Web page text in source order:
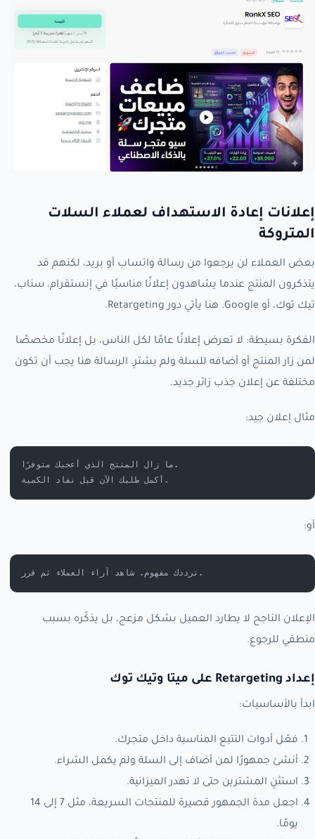
إعلانات إعادة الاستهداف لعملاء السلات
المتروكة
بعض العملاء لن يرجعوا من رسالة واتساب أو بريد، لكنهم قد
يتذكرون المنتج عندما يشاهدون إعلانًا مناسبًا في إنستقرام، سناب،
تيك توك، أو Google. هنا يأتي دور Retargeting.
الفكرة بسيطة: لا تعرض إعلانًا عامًا لكل الناس، بل إعلانًا مخصصًا
لمن زار المنتج أو أضافه للسلة ولم يشترِ. الرسالة هنا يجب أن تكون
مختلفة عن إعلان جذب زائر جديد.
مثال إعلان جيد:
ما زال المنتج الذي أعجبك متوفرًا.
أكمل طلبك الآن قبل نفاد الكمية.
أو:
ترددك مفهوم. شاهد آراء العملاء ثم قرر.
الإعلان الناجح لا يطارد العميل بشكل مزعج، بل يذكّره بسبب
منطقي للرجوع.
إعداد Retargeting على ميتا وتيك توك
ابدأ بالأساسيات:
فعّل أدوات التتبع المناسبة داخل متجرك.
أنشئ جمهورًا لمن أضاف إلى السلة ولم يكمل الشراء.
استثنِ المشترين حتى لا تهدر الميزانية.
اجعل مدة الجمهور قصيرة للمنتجات السريعة، مثل 7 إلى 14
يومًا.